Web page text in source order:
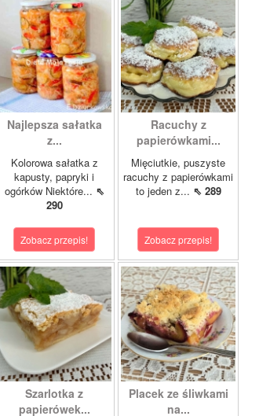
Najlepsza sałatka
z...
Kolorowa sałatka z
kapusty, papryki i
ogórków Niektóre... ⇖
290
Zobacz przepis!
Racuchy z
papierówkami...
Mięciutkie, puszyste
racuchy z papierówkami
to jeden z... ⇖ 289
Zobacz przepis!
Szarlotka z
papierówek...
Placek ze śliwkami
na...